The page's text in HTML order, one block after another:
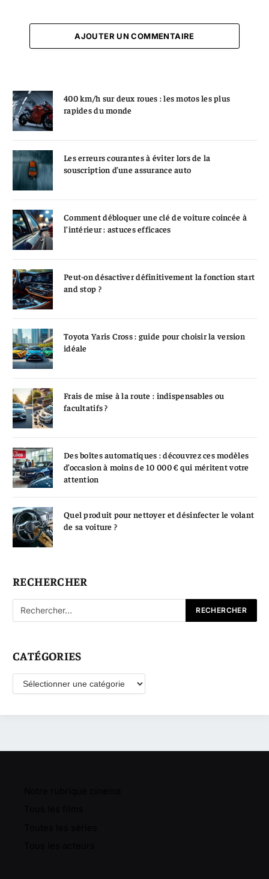
AJOUTER UN COMMENTAIRE
400 km/h sur deux roues : les motos les plus
rapides du monde
Les erreurs courantes à éviter lors de la
souscription d’une assurance auto
Comment débloquer une clé de voiture coincée à
l’intérieur : astuces efficaces
Peut-on désactiver définitivement la fonction start
and stop ?
Toyota Yaris Cross : guide pour choisir la version
idéale
Frais de mise à la route : indispensables ou
facultatifs ?
Des boîtes automatiques : découvrez ces modèles
d’occasion à moins de 10 000 € qui méritent votre
attention
Quel produit pour nettoyer et désinfecter le volant
de sa voiture ?
RECHERCHER
CATÉGORIES
Catégories